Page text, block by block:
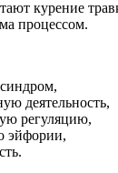
курение
процессом.
деятельность,
регуляцию,
эйфории,